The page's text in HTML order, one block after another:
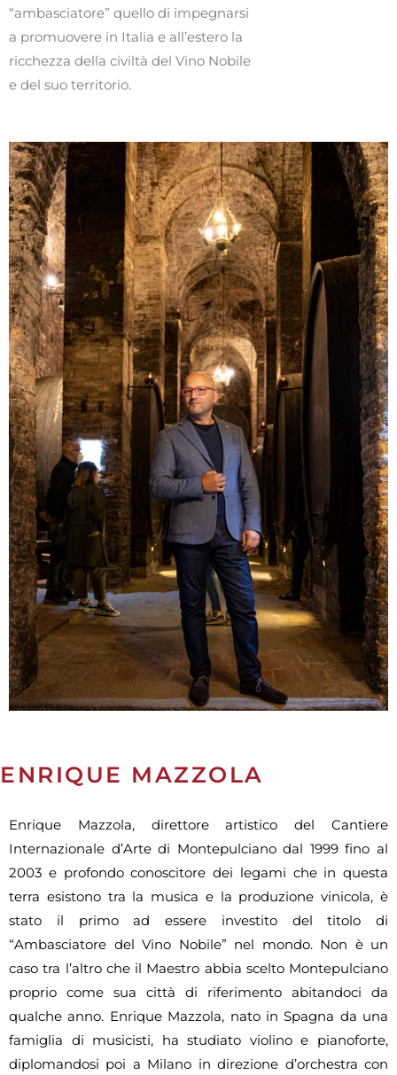
“ambasciatore” quello di impegnarsi
a promuovere in Italia e all’estero la
ricchezza della civiltà del Vino Nobile
e del suo territorio.
ENRIQUE MAZZOLA
Enrique Mazzola, direttore artistico del Cantiere
Internazionale d’Arte di Montepulciano dal 1999 fino al
2003 e profondo conoscitore dei legami che in questa
terra esistono tra la musica e la produzione vinicola, è
stato il primo ad essere investito del titolo di
“Ambasciatore del Vino Nobile” nel mondo. Non è un
caso tra l’altro che il Maestro abbia scelto Montepulciano
proprio come sua città di riferimento abitandoci da
qualche anno. Enrique Mazzola, nato in Spagna da una
famiglia di musicisti, ha studiato violino e pianoforte,
diplomandosi poi a Milano in direzione d’orchestra con